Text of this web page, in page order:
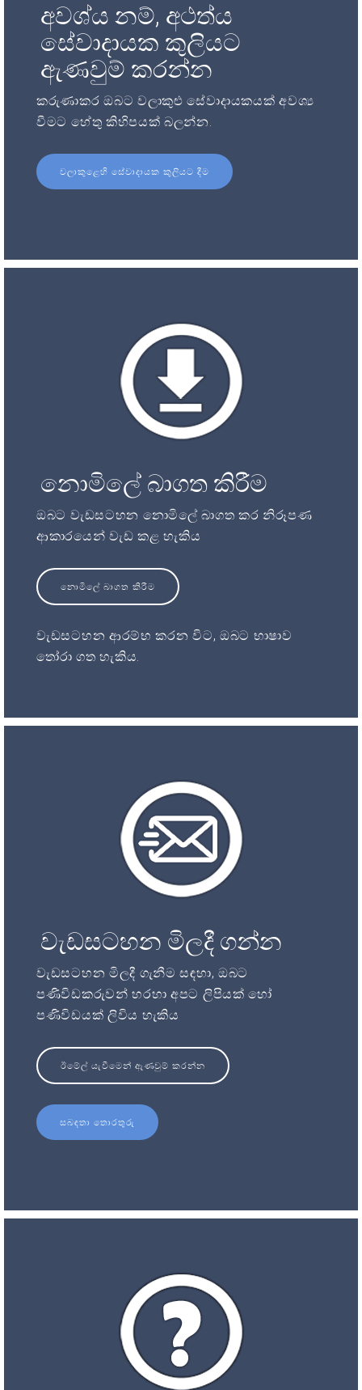
අවශ්ය නම්, අථත්ය
සේවාදායක කුලියට
ඇණවුම් කරන්න
කරුණාකර ඔබට වලාකුළු සේවාදායකයක් අවශ්‍ය
වීමට හේතු කිහිපයක් බලන්න.
වලාකුළෙහි සේවාදායක කුලියට දීම
නොමිලේ බාගත කිරීම
ඔබට වැඩසටහන නොමිලේ බාගත කර නිරූපණ
ආකාරයෙන් වැඩ කළ හැකිය
නොමිලේ බාගත කිරීම
වැඩසටහන ආරම්භ කරන විට, ඔබට භාෂාව
තෝරා ගත හැකිය.
වැඩසටහන මිලදී ගන්න
වැඩසටහන මිලදී ගැනීම සඳහා, ඔබට
පණිවිඩකරුවන් හරහා අපට ලිපියක් හෝ
පණිවිඩයක් ලිවිය හැකිය
ඊමේල් යැවීමෙන් ඇණවුම් කරන්න
සබඳතා තොරතුරු